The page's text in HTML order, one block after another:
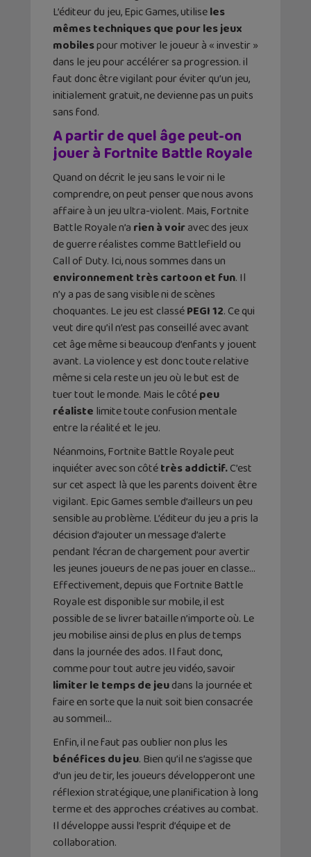
L’éditeur du jeu, Epic Games, utiliseles
mêmes techniques que pour les jeux
mobilespour motiver le joueur à « investir »
dans le jeu pour accélérer sa progression. il
faut donc être vigilant pour éviter qu’un jeu,
initialement gratuit, ne devienne pas un puits
sans fond.
A partir de quel âge peut-on
jouer à Fortnite Battle Royale
Quand on décrit le jeu sans le voir ni le
comprendre, on peut penser que nous avons
affaire à un jeu ultra-violent. Mais, Fortnite
Battle Royale n’a rien à voiravec des jeux
de guerre réalistes comme Battlefield ou
Call of Duty. Ici, nous sommes dans un
environnement très cartoon et fun. Il
n’y a pas de sang visible ni de scènes
choquantes. Le jeu est classéPEGI 12. Ce qui
veut dire qu’il n’est pas conseillé avec avant
cet âge même si beaucoup d’enfants y jouent
avant. La violence y est donc toute relative
même si cela reste un jeu où le but est de
tuer tout le monde. Mais le côtépeu
réaliste limite toute confusion mentale
entre la réalité et le jeu.
Néanmoins, Fortnite Battle Royale peut
inquiéter avec son côtétrès addictif.C’est
sur cet aspect là que les parents doivent être
vigilant. Epic Games semble d’ailleurs un peu
sensible au problème. L’éditeur du jeu a pris la
décision d’ajouter un message d’alerte
pendant l’écran de chargement pour avertir
les jeunes joueurs de ne pas jouer en classe…
Effectivement, depuis que Fortnite Battle
Royale est disponible sur mobile, il est
possible de se livrer bataille n’importe où. Le
jeu mobilise ainsi de plus en plus de temps
dans la journée des ados. Il faut donc,
comme pour tout autre jeu vidéo, savoir
limiter le temps de jeudans la journée et
faire en sorte que la nuit soit bien consacrée
au sommeil…
Enfin, il ne faut pas oublier non plus les
bénéfices du jeu. Bien qu’il ne s’agisse que
d’un jeu de tir, les joueurs développeront une
réflexion stratégique, une planification à long
terme et des approches créatives au combat.
Il développe aussi l’esprit d’équipe et de
collaboration.